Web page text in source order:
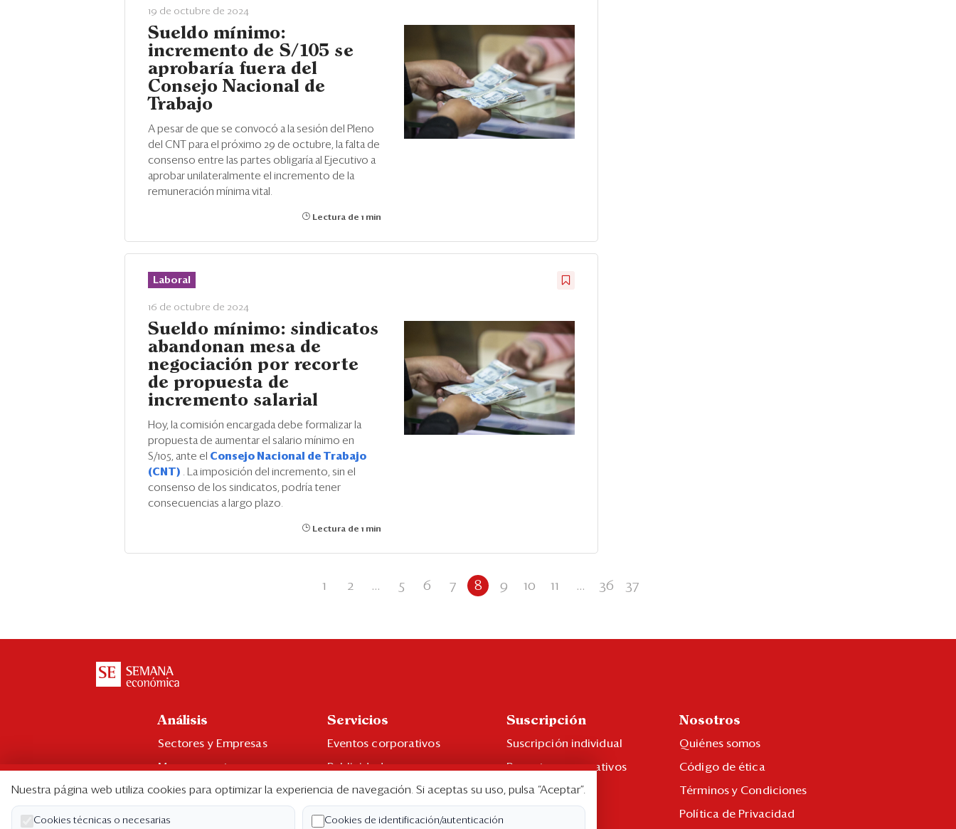
19 de octubre de 2024
Sueldo mínimo:
incremento de S/105 se
aprobaría fuera del
Consejo Nacional de
Trabajo
A pesar de que se convocó a la sesión del Pleno
del CNT para el próximo 29 de octubre, la falta de
consenso entre las partes obligaría al Ejecutivo a
aprobar unilateralmente el incremento de la
remuneración mínima vital.
Lectura de 1 min
Laboral
16 de octubre de 2024
Sueldo mínimo: sindicatos
abandonan mesa de
negociación por recorte
de propuesta de
incremento salarial
Hoy, la comisión encargada debe formalizar la
propuesta de aumentar el salario mínimo en
S/105, ante el Consejo Nacional de Trabajo
(CNT) . La imposición del incremento, sin el
consenso de los sindicatos, podría tener
consecuencias a largo plazo.
Lectura de 1 min
1 2 ... 5 6 7 8 9 10 11 ... 36 37
Análisis
Sectores y Empresas
Management
Economía y Finanzas
Servicios
Eventos corporativos
Publicidad
Contáctenos
Libro de reclamaciones
Suscripción
Suscripción individual
Paquetes corporativos
Edición Impresa
Nosotros
Quiénes somos
Código de ética
Términos y Condiciones
Política de Privacidad
Nuestra página web utiliza cookies para optimizar la experiencia de navegación. Si aceptas su uso, pulsa “Aceptar”.
Cookies técnicas o necesarias Cookies de identificación/autenticación